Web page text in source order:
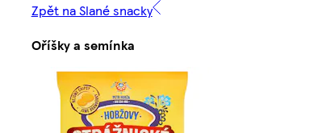
Zpět na Slané snacky
Oříšky a semínka